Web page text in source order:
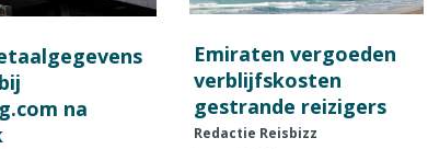
na
Emiraten vergoeden
verblijfskosten
gestrande reizigers
Redactie Reisbizz